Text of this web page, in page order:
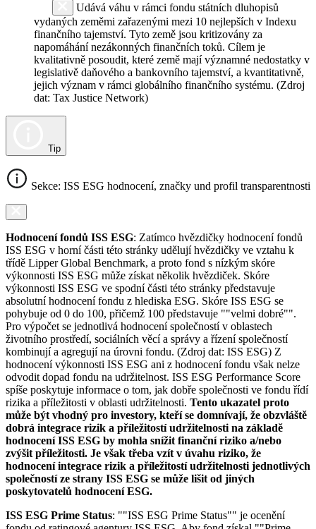
Udává váhu v rámci fondu státních dluhopisů
vydaných zeměmi zařazenými mezi 10 nejlepších v Indexu
finančního tajemství. Tyto země jsou kritizovány za
napomáhání nezákonných finančních toků. Cílem je
kvalitativně posoudit, které země mají významné nedostatky v
legislativě daňového a bankovního tajemství, a kvantitativně,
jejich význam v rámci globálního finančního systému. (Zdroj
dat: Tax Justice Network)
Tip
Sekce: ISS ESG hodnocení, značky und profil transparentnosti
Hodnocení fondů ISS ESG: Zatímco hvězdičky hodnocení fondů
ISS ESG v horní části této stránky udělují hvězdičky ve vztahu k
třídě Lipper Global Benchmark, a proto fond s nízkým skóre
výkonnosti ISS ESG může získat několik hvězdiček. Skóre
výkonnosti ISS ESG ve spodní části této stránky představuje
absolutní hodnocení fondu z hlediska ESG. Skóre ISS ESG se
pohybuje od 0 do 100, přičemž 100 představuje ""velmi dobré"".
Pro výpočet se jednotlivá hodnocení společností v oblastech
životního prostředí, sociálních věcí a správy a řízení společností
kombinují a agregují na úrovni fondu. (Zdroj dat: ISS ESG) Z
hodnocení výkonnosti ISS ESG ani z hodnocení fondu však nelze
odvodit dopad fondu na udržitelnost. ISS ESG Performance Score
spíše poskytuje informace o tom, jak dobře společnosti ve fondu řídí
rizika a příležitosti v oblasti udržitelnosti. Tento ukazatel proto
může být vhodný pro investory, kteří se domnívají, že obzvláště
dobrá integrace rizik a příležitostí udržitelnosti na základě
hodnocení ISS ESG by mohla snížit finanční riziko a/nebo
zvýšit příležitosti. Je však třeba vzít v úvahu riziko, že
hodnocení integrace rizik a příležitostí udržitelnosti jednotlivých
společností ze strany ISS ESG se může lišit od jiných
poskytovatelů hodnocení ESG.
ISS ESG Prime Status: ""ISS ESG Prime Status"" je ocenění